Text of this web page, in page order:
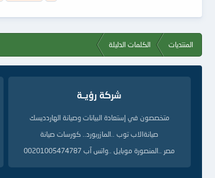
المنتديات الكلمات الدليلة
شركة رؤيــة
متخصصون في إستعادة البيانات وصيانة الهاردديسك
صيانةالاب توب ..المازربورد.. كورسات صيانة
مصر ..المنصورة موبايل ..واتس آب 00201005474787